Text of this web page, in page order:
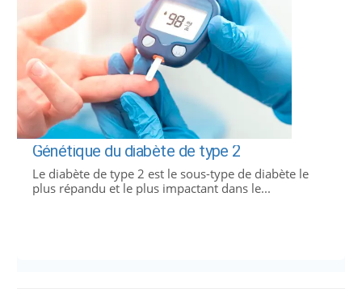
Génétique du diabète de type 2
Le diabète de type 2 est le sous-type de diabète le
plus répandu et le plus impactant dans le...